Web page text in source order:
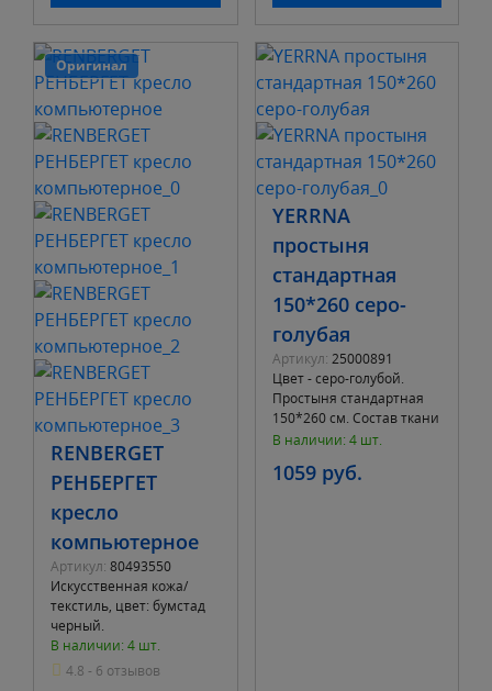
Оригинал
RENBERGET
РЕНБЕРГЕТ
кресло
компьютерное
Артикул: 80493550
Искусственная кожа/
текстиль, цвет: бумстад
черный.
В наличии: 4 шт.
4.8 - 6 отзывов
YERRNA
простыня
стандартная
150*260 серо-
голубая
Артикул: 25000891
Цвет - серо-голубой.
Простыня стандартная
150*260 см. Состав ткани
- хлопок. Название
Плотность тка
В наличии: 4 шт.
1059 руб.